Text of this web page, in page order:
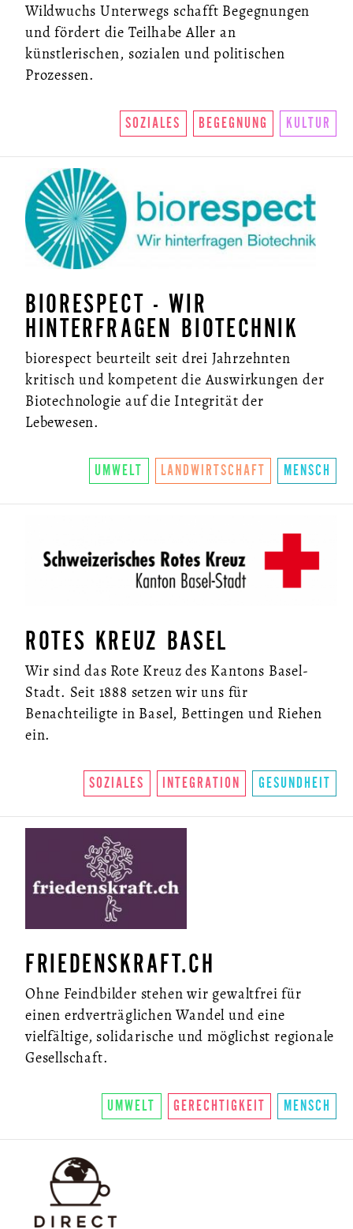
SO FUNKTIONIERTS
U.LAB HUB
VEREIN
KONTAKT
NEWSLETTER
Wildwuchs Unterwegs schafft Begegnungen
und fördert die Teilhabe Aller an
künstlerischen, sozialen und politischen
Prozessen.
SOZIALES BEGEGNUNG KULTUR
BIORESPECT - WIR
HINTERFRAGEN BIOTECHNIK
biorespect beurteilt seit drei Jahrzehnten
kritisch und kompetent die Auswirkungen der
Biotechnologie auf die Integrität der
Lebewesen.
UMWELT LANDWIRTSCHAFT MENSCH
ROTES KREUZ BASEL
Wir sind das Rote Kreuz des Kantons Basel-
Stadt. Seit 1888 setzen wir uns für
Benachteiligte in Basel, Bettingen und Riehen
ein.
SOZIALES INTEGRATION GESUNDHEIT
FRIEDENSKRAFT.CH
Ohne Feindbilder stehen wir gewaltfrei für
einen erdverträglichen Wandel und eine
vielfältige, solidarische und möglichst regionale
Gesellschaft.
UMWELT GERECHTIGKEIT MENSCH